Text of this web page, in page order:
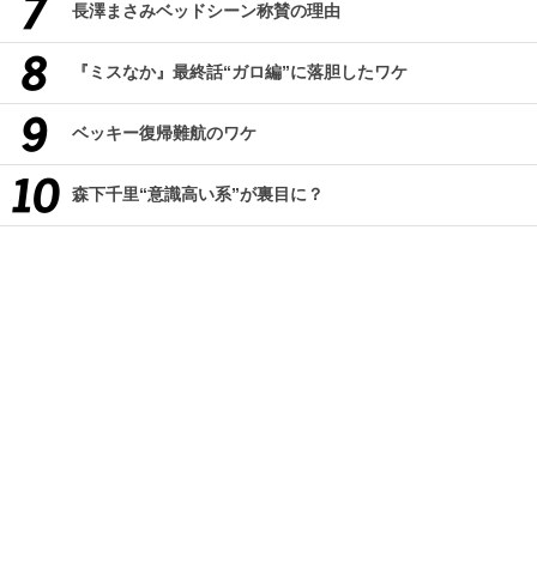
長澤まさみベッドシーン称賛の理由
『ミスなか』最終話“ガロ編”に落胆したワケ
ベッキー復帰難航のワケ
森下千里“意識高い系”が裏目に？